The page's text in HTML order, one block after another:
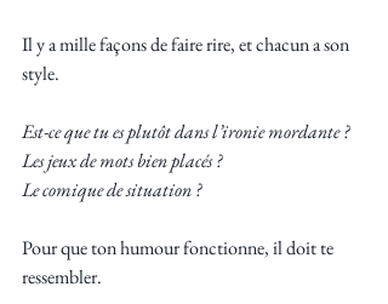
Il y a mille façons de faire rire, et chacun a son
style.
Est-ce que tu es plutôt dans l’ironie mordante ?
Les jeux de mots bien placés ?
Le comique de situation ?
Pour que ton humour fonctionne, il doit te
ressembler.